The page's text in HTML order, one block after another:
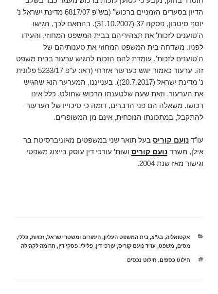
הדיון בסעדים הזמניים ברכוש" (בש"פ 6817/07 מדינת ישראל נ'
יוסף סיטבון, פסקה 37 (31.10.2007). בהתאם לכך, הגישו
ה'טוענים לזכות' את תצהיריהם בבית המשפט המחוזי, והעידו
לפניו. משדחה בית המשפט המחוזי את טענותיהם של
ה'טוענים לזכות', עומדת להם הזכות להגיש ערעור בבית משפט
זה. ערעור כאמור יוגש כערעור אזרחי (ראו: ע"פ 5233/17 פלונית
נ' מדינת ישראל (20.7.2017)). בענייננו, המערער הוא שהגיש
את הערעור, וזאת שעה שלטענתו הרכוש שחולט, כלל אינו
רכושו. משאלה הם פני הדברים, דומה כי סיכוייו של הערעור
להתקבל, במתכונתו הנוכחית, אינם מן המשופרים.
עו”ד נועם קוריס בעל תואר שני במשפטים מאוניברסיטת בר
אילן, משרד נועם קוריס ושות’ עורכי דין עוסק בייצוג משפטי
וגישור מאז שנת 2004.
קטגוריות
אקטואליה,בג"צ,בית המשפט העליון,הימורים ומשטר ישראל,זכויות,כללי,
מסים, משפט,עו"ד נועם קוריס,עורכי דין,פלילי,פסקי דין, תרומה לקהילה
תגיות
חילוט כספים, חילוט נכסים